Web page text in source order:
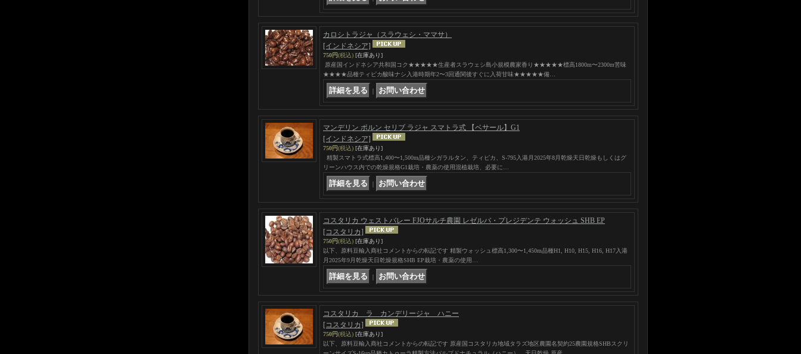
カロシトラジャ（スラウェシ・ママサ）
[インドネシア]
750円(税込) [在庫あり]
原産国インドネシア共和国コク★★★★★生産者スラウェシ島小規模農家香り★★★★★標高1800m〜2300m苦味
★★★★品種ティピカ酸味ナシ入港時期年2〜3回通関後すぐに入荷甘味★★★★★備…
マンデリン ポルン セリブ ラジャ スマトラ式 【ベサール】G1
[インドネシア]
750円(税込) [在庫あり]
精製スマトラ式標高1,400〜1,500m品種シガラルタン、ティピカ、S-795入港月2025年8月乾燥天日乾燥もしくはグ
リーンハウス内での乾燥規格G1栽培・農薬の使用混植栽培、必要に…
コスタリカ ウェストバレー FJOサルチ農園 レゼルバ・プレジデンテ ウォッシュ SHB EP
[コスタリカ]
750円(税込) [在庫あり]
以下、原料豆輸入商社コメントからの転記です 精製ウォッシュ標高1,300〜1,450m品種H1, H10, H15, H16, H17入港
月2025年9月乾燥天日乾燥規格SHB EP栽培・農薬の使用…
コスタリカ ラ カンデリージャ ハニー
[コスタリカ]
750円(税込) [在庫あり]
以下、原料豆輸入商社コメントからの転記です 原産国コスタリカ地域タラズ地区農園名契約25農園規格SHBスクリ